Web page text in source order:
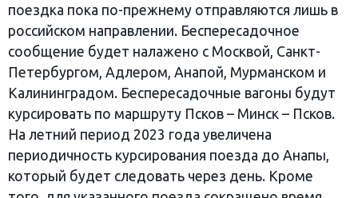
поездка пока по-прежнему отправляются лишь в
российском направлении. Беспересадочное
сообщение будет налажено с Москвой, Санкт-
Петербургом, Адлером, Анапой, Мурманском и
Калининградом. Беспересадочные вагоны будут
курсировать по маршруту Псков – Минск – Псков.
На летний период 2023 года увеличена
периодичность курсирования поезда до Анапы,
который будет следовать через день. Кроме